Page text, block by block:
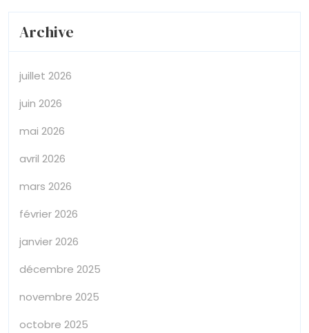
Archive
juillet 2026
juin 2026
mai 2026
avril 2026
mars 2026
février 2026
janvier 2026
décembre 2025
novembre 2025
octobre 2025